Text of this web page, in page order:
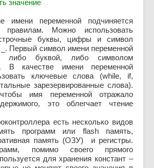
значение
переменной подчиняется
правилам. Можно использовать
буквы, цифры и символ
_. Первый символ имени переменной
либо буквой, либо символом
В качестве имени переменной
ключевые слова (while, if,
зарезервированные слова).
имя переменной отражало
это облегчает чтение
есть несколько видов
программ или flash память,
память (ОЗУ) и регистры.
помимо своего прямого
для хранения констант –